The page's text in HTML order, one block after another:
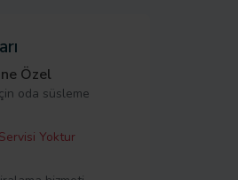
Özel
oda süsleme
Yoktur